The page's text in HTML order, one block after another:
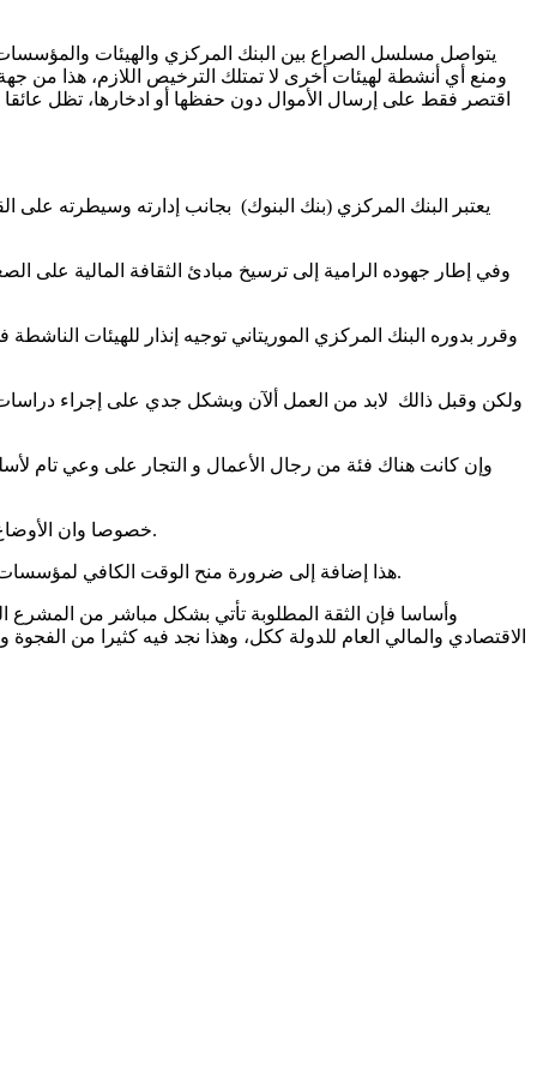
يتواصل مسلسل الصراع بين البنك المركزي والهيئات
ومنع أي أنشطة لهيئات أخرى لا تمتلك الترخيص اللازم، هذا من
اقتصر فقط على إرسال الأموال دون حفظها أو ادخارها، تظل عائقا
يعتبر البنك المركزي (بنك البنوك) بجانب إدارته وسيطرته على
وفي إطار جهوده الرامية إلى ترسيخ مبادئ الثقافة المالية على
وقرر بدوره البنك المركزي الموريتاني توجيه إنذار للهيئات
ولكن وقبل ذالك لابد من العمل ألآن وبشكل جدي على إجراء
وإن كانت هناك فئة من رجال الأعمال و التجار على وعي تام
خصوصا وان الأوضاع الاقتصادية للبلد تستلزم البحث المستمر الدقيق العلمي عن وسائلا لتمويل أو وسائل حفظ الأموال و إرسالها بما يتناسب مع الغرض من ذالك.
هذا إضافة إلى ضرورة منح الوقت الكافي لمؤسسات تحويل الأموال رغم عشوائيتها وعدم وجود سوق ينظمها و البلد في أمس الحاجة إليها إذا اعتبرناها البديل الأفضل والأنسب بين البدائل المتاحة.
وأساسا فإن الثقة المطلوبة تأتي بشكل مباشر من المشرع
الاقتصادي والمالي العام للدولة ككل، وهذا نجد فيه كثيرا من